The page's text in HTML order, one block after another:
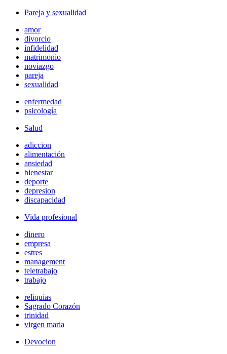
Pareja y sexualidad
amor
divorcio
infidelidad
matrimonio
noviazgo
pareja
sexualidad
enfermedad
psicología
Salud
adiccion
alimentación
ansiedad
bienestar
deporte
depresion
discapacidad
Vida profesional
dinero
empresa
estres
management
teletrabajo
trabajo
reliquias
Sagrado Corazón
trinidad
virgen maria
Devocion